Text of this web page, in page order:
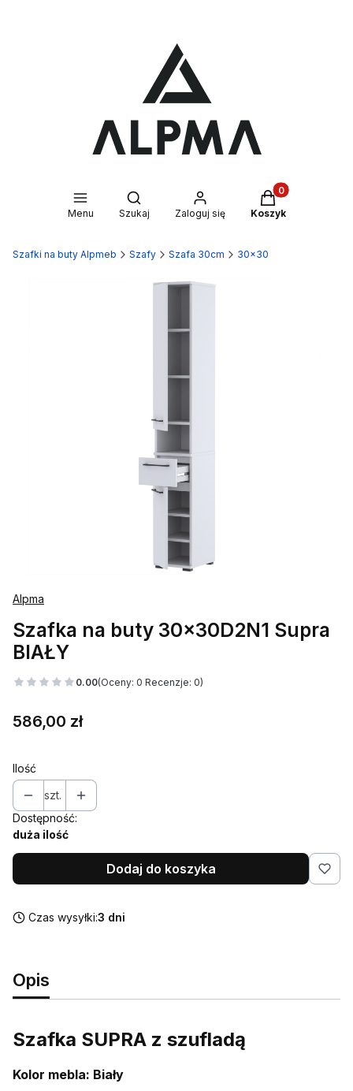
Menu
Otwórz wyszukiwarkę
Szukaj Zaloguj się
Produkty w
Koszyk
Szafki na buty Alpmeb Szafy Szafa 30cm 30x30
Alpma
Szafka na buty 30x30D2N1 Supra
BIAŁY
0.00(Oceny: 0 Recenzje: 0)
Cena
586,00 zł
Ilość
szt.
Dostępność:
duża ilość
Dodaj do koszyka
Czas wysyłki:3 dni
Opis
Szafka SUPRA z szufladą
Kolor mebla: Biały